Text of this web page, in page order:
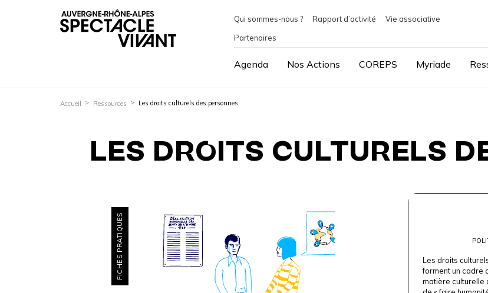
Qui sommes-nous ? Rapport d’activité
Vie associative
Partenaires
Agenda Nos Actions COREPS Myriade
Accueil Ressources Les droits culturels des personnes
LES DROITS CULTURELS
FICHES PRATIQUES
Les droits
forment un cadre
matière culturelle